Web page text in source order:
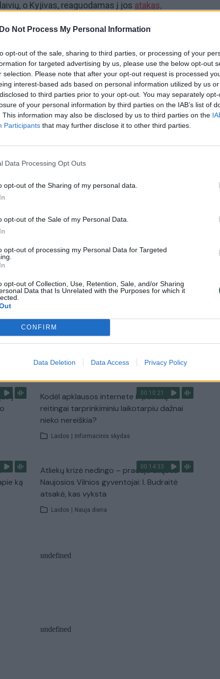
Do Not Process My Personal Information
opt-out of the sale, sharing to third parties, or processing of your
for targeted advertising by us, please use the below opt-out
selection. Please note that after your opt-out request is processed
interest-based ads based on personal information utilized by us
to third parties prior to your opt-out. You may separately
of your personal information by third parties on the IAB’s list of
This information may also be disclosed by us to third parties on the
Participants that may further disclose it to other third parties.
Data Processing Opt Outs
opt-out of the Sharing of my personal data.
opt-out of the Sale of my Personal Data.
opt-out of processing my Personal Data for Targeted
opt-out of Collection, Use, Retention, Sale, and/or Sharing
Data that Is Unrelated with the Purposes for which it
CONFIRM
Data Deletion Data Access Privacy Policy
o Kyjivas, reaguodamas į jos atakas,
du 9 ir 14 m. vaikai, tinkle „Telegram“ pareiškė
Ganža. Pasak jo, per ataką smogta į
Dnipro sužeisti žuvo ataka
karas Ukrainoje
į
„Žinios“ 2026-08-08
ir
00:00:40
Dronai Vokietijoje kelia vis daugiau
Visi įrašai
į
00:10:21
Kodėl apklausos internete ir politikų
reitingai tarprinkiminiu laikotarpiu dažnai
nieko nereiškia?
Laidos | Informacinis skydas
–
ką
00:14:33
Atliekų krizė nedingo – pradėjo skųstis
Naujosios Vilnios gyventojai: I. Budraitė
atsakė, kas vyksta
Laidos | Nauja diena